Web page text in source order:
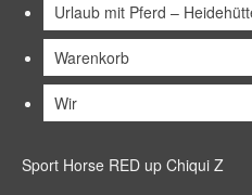
Urlaub mit Pferd –
Warenkorb
Wir
Sport Horse RED up Chiqui Z